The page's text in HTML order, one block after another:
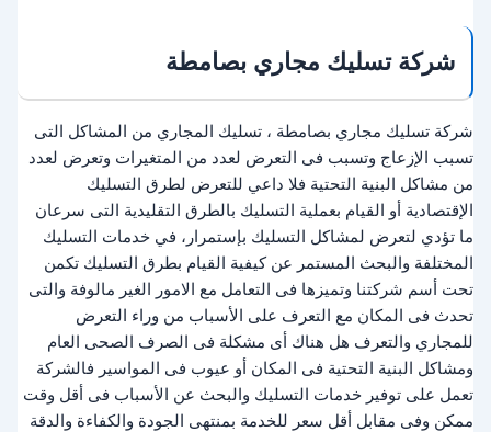
شركة تسليك مجاري بصامطة
شركة تسليك مجاري بصامطة ، تسليك المجاري من المشاكل التى
تسبب الإزعاج وتسبب فى التعرض لعدد من المتغيرات وتعرض لعدد
من مشاكل البنية التحتية فلا داعي للتعرض لطرق التسليك
الإقتصادية أو القيام بعملية التسليك بالطرق التقليدية التى سرعان
ما تؤدي لتعرض لمشاكل التسليك بإستمرار، في خدمات التسليك
المختلفة والبحث المستمر عن كيفية القيام بطرق التسليك تكمن
تحت أسم شركتنا وتميزها فى التعامل مع الامور الغير مالوفة والتى
تحدث فى المكان مع التعرف على الأسباب من وراء التعرض
للمجاري والتعرف هل هناك أى مشكلة فى الصرف الصحى العام
ومشاكل البنية التحتية فى المكان أو عيوب فى المواسير فالشركة
تعمل على توفير خدمات التسليك والبحث عن الأسباب فى أقل وقت
ممكن وفى مقابل أقل سعر للخدمة بمنتهى الجودة والكفاءة والدقة